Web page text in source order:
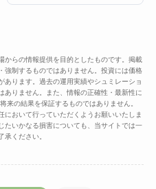
らの情報提供を目的としたものです。掲載
強制するものではありません。投資には価格
ります。過去の運用実績やシュミレーショ
ありません。また、情報の正確性・最新性に
来の結果を保証するものではありません。
おいて行っていただくようお願いいたしま
たいかなる損害についても、当サイトでは一
ください。